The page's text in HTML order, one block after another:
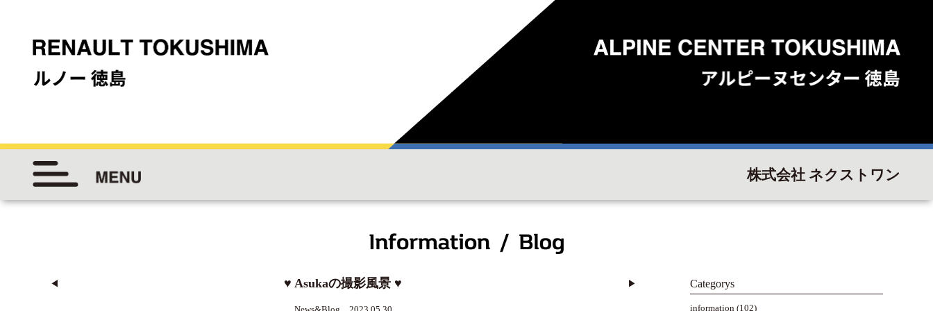
株式会社 ネクストワン
◀︎ ♥ Asukaの撮影風景 ♥ ▶︎ Categorys
information(102)